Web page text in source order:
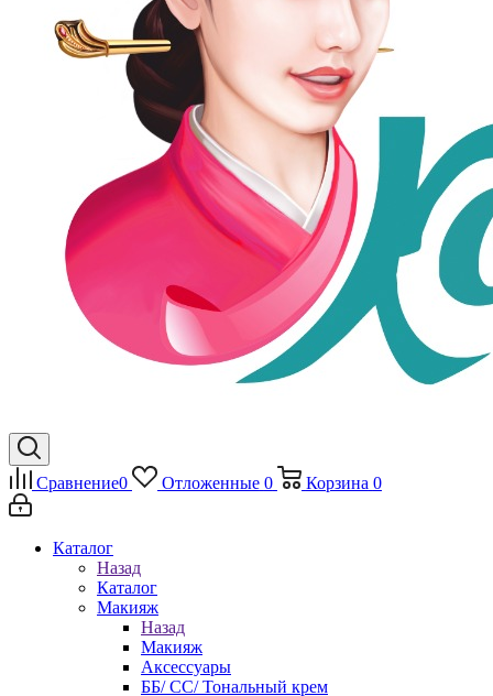
Сравнение0 Отложенные 0 Корзина 0
Каталог
Назад
Каталог
Макияж
Назад
Макияж
Аксессуары
ББ/ СС/ Тональный крем